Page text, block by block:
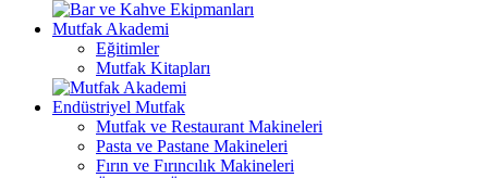
Mutfak Akademi
Eğitimler
Mutfak Kitapları
Endüstriyel Mutfak
Mutfak ve Restaurant Makineleri
Pasta ve Pastane Makineleri
Fırın ve Fırıncılık Makineleri